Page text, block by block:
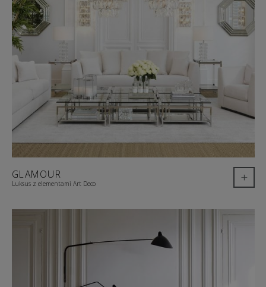
GLAMOUR
Luksus z elementami Art Deco +